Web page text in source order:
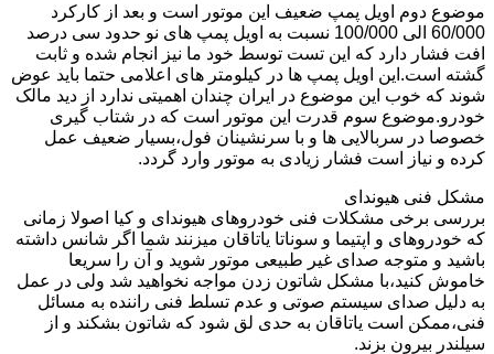
موضوع دوم اویل پمپ ضعیف این موتور است و بعد از کارکرد
60/000 الی 100/000 نسبت به اویل پمپ های نو حدود سی درصد
افت فشار دارد که این تست توسط خود ما نیز انجام شده و ثابت
گشته است.این اویل پمپ ها در کیلومتر های اعلامی حتما باید عوض
شوند که خوب این موضوع در ایران چندان اهمیتی ندارد از دید مالک
خودرو.موضوع سوم قدرت این موتور است که در شتاب گیری
خصوصا در سربالایی ها و با سرنشینان فول،بسیار ضعیف عمل
کرده و نیاز است فشار زیادی به موتور وارد گردد.
مشکل فنی هیوندای
بررسی برخی مشکلات فنی خودروهای هیوندای و کیا اصولا زمانی
که خودروهای و اپتیما و سوناتا یاتاقان میزنند شما اگر شانس داشته
باشید و متوجه صدای غیر طبیعی موتور شوید و آن را سریعا
خاموش کنید،با مشکل شاتون زدن مواجه نخواهید شد ولی در عمل
به دلیل صدای سیستم صوتی و عدم تسلط فنی راننده به مسائل
فنی،ممکن است یاتاقان به حدی لق شود که شاتون بشکند و از
سیلندر بیرون بزند.